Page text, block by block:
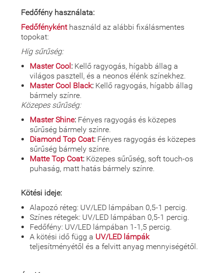
Fedőfény használata:
Fedőfénykénthasználd az alábbi fixálásmentes
topokat:
Híg sűrűség:
Master Cool: Kellő ragyogás, hígabb állag a
világos pasztell, és a neonos élénk színekhez.
Master Cool Black: Kellő ragyogás, hígabb állag
bármely színre.
Közepes sűrűség:
Master Shine: Fényes ragyogás és közepes
sűrűség bármely színre.
Diamond Top Coat: Fényes ragyogás és közepes
sűrűség bármely színre.
Matte Top Coat: Közepes sűrűség, soft touch-os
puhaság, matt hatás bármely színre.
Kötési ideje:
Alapozó réteg: UV/LED lámpában 0,5-1 percig.
Színes rétegek: UV/LED lámpában 0,5-1 percig.
Fedőfény: UV/LED lámpában 1-1,5 percig.
A kötési idő függ a UV/LED lámpák
teljesítményétől és a felvitt anyag mennyiségétől.